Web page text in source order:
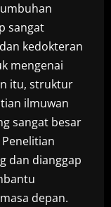
sangat
kedokteran
mengenai
itu, struktur
ilmuwan
sangat besar
dan dianggap
depan.